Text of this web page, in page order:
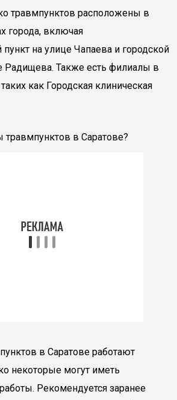
травмпунктов расположены в
города, включая
пункт на улице Чапаева и городской
Радищева. Также есть филиалы в
как Городская клиническая
в Саратове?
в Саратове работают
некоторые могут иметь
Рекомендуется заранее